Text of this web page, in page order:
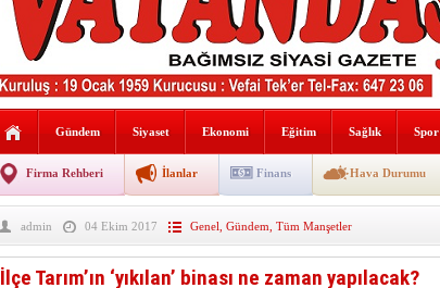
Kaybettiklerimiz
NÖBETÇİ ECZANELER
Okullarda yeni dönem: Yönetmelik kapsamlı şekilde
değişti
taşınıyor
Hafif ticari araç takla attı! 2’si Çocuk 5 Yaralı
“Yaz Seninle Güzel” doğa yürüyüşü
Gündem Siyaset Ekonomi Eğitim Sağlık Spor
Firma Rehberi İlanlar Finans Hava Durumu
admin 04 Ekim 2017 Genel Gündem Tüm Manşetler
İlçe Tarım’ın ‘yıkılan’ binası ne zaman yapılacak?